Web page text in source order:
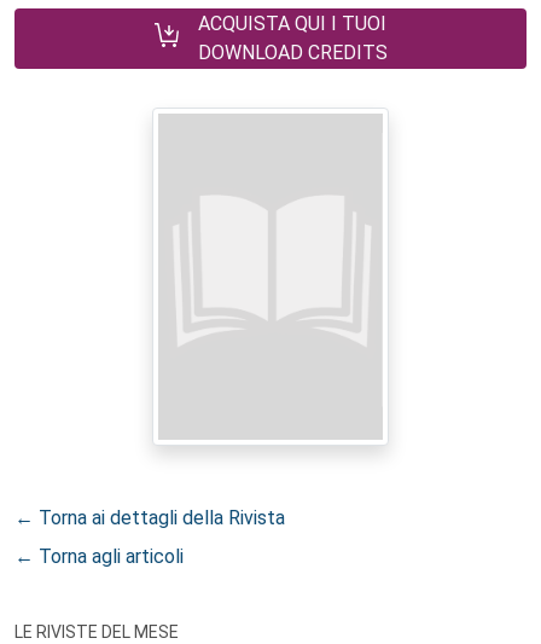
ACQUISTA QUI I TUOI
DOWNLOAD CREDITS
← Torna ai dettagli della Rivista
← Torna agli articoli
LE RIVISTE DEL MESE